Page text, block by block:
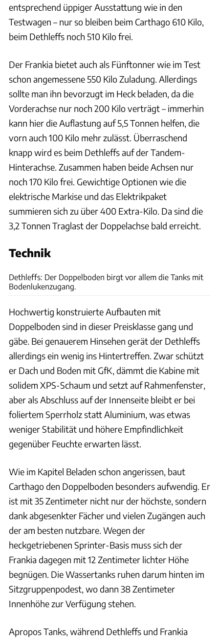
entsprechend üppiger Ausstattung wie in den
Testwagen – nur so bleiben beim Carthago 610 Kilo,
beim Dethleffs noch 510 Kilo frei.
Der Frankia bietet auch als Fünftonner wie im Test
schon angemessene 550 Kilo Zuladung. Allerdings
sollte man ihn bevorzugt im Heck beladen, da die
Vorderachse nur noch 200 Kilo verträgt – immerhin
kann hier die Auflastung auf 5,5 Tonnen helfen, die
vorn auch 100 Kilo mehr zulässt. Überraschend
knapp wird es beim Dethleffs auf der Tandem-
Hinterachse. Zusammen haben beide Achsen nur
noch 170 Kilo frei. Gewichtige Optionen wie die
elektrische Markise und das Elektrikpaket
summieren sich zu über 400 Extra-Kilo. Da sind die
3,2 Tonnen Traglast der Doppelachse bald erreicht.
Technik
Dethleffs: Der Doppelboden birgt vor allem die Tanks mit
Bodenlukenzugang.
Hochwertig konstruierte Aufbauten mit
Doppelboden sind in dieser Preisklasse gang und
gäbe. Bei genauerem Hinsehen gerät der Dethleffs
allerdings ein wenig ins Hintertreffen. Zwar schützt
er Dach und Boden mit GfK, dämmt die Kabine mit
solidem XPS-Schaum und setzt auf Rahmenfenster,
aber als Abschluss auf der Innenseite bleibt er bei
foliertem Sperrholz statt Aluminium, was etwas
weniger Stabilität und höhere Empfindlichkeit
gegenüber Feuchte erwarten lässt.
Wie im Kapitel Beladen schon angerissen, baut
Carthago den Doppelboden besonders aufwendig. Er
ist mit 35 Zentimeter nicht nur der höchste, sondern
dank abgesenkter Fächer und vielen Zugängen auch
der am besten nutzbare. Wegen der
heckgetriebenen Sprinter-Basis muss sich der
Frankia dagegen mit 12 Zentimeter lichter Höhe
begnügen. Die Wassertanks ruhen darum hinten im
Sitzgruppenpodest, wo dann 38 Zentimeter
Innenhöhe zur Verfügung stehen.
Apropos Tanks, während Dethleffs und Frankia